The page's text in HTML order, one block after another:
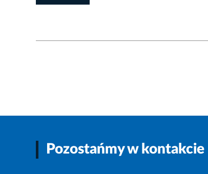
Pozostańmy w kontakcie